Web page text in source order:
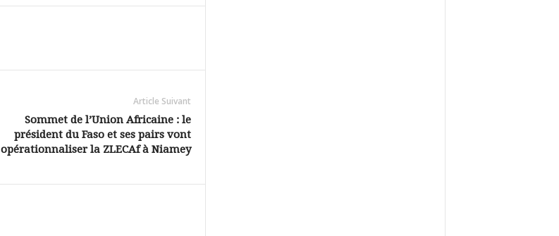
Article Suivant
Sommet de l’Union Africaine : le
président du Faso et ses pairs vont
opérationnaliser la ZLECAf à Niamey